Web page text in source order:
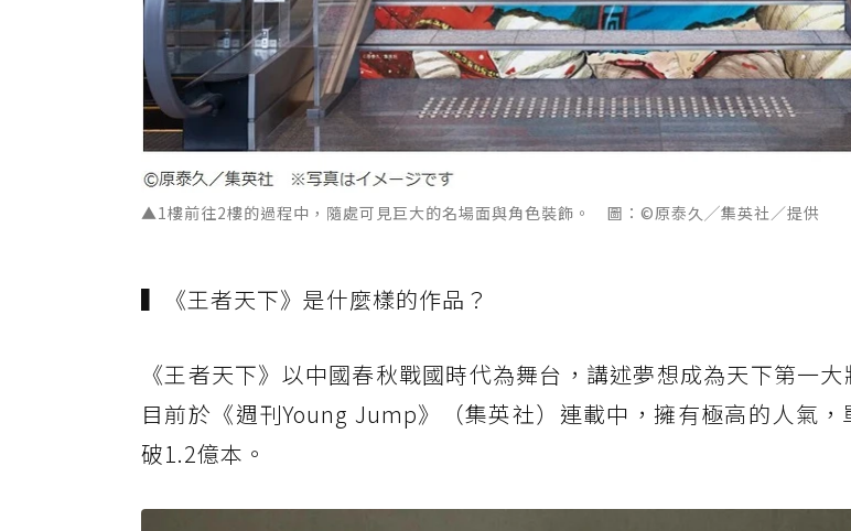
▲1樓前往2樓的過程中，隨處可見巨大的名場面與角色裝飾。 圖：©原泰久╱集英社／提供
▍《王者天下》是什麼樣的作品？
《王者天下》以中國春秋戰國時代為舞台，講述夢想成為天下第一
目前於《週刊Young Jump》（集英社）連載中，擁有極高的人氣
破1.2億本。